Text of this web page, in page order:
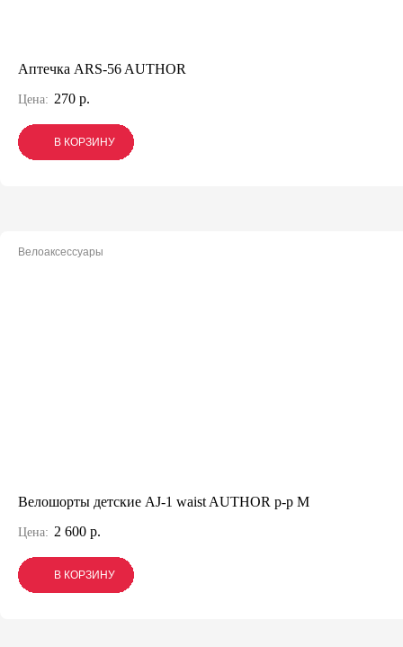
Аптечка ARS-56 AUTHOR
Цена: 270 р.
В КОРЗИНУ
В КОРЗИНУ
В КОРЗИНУ
Велоаксессуары
Велошорты детские AJ-1 waist AUTHOR р-р M
Цена: 2 600 р.
В КОРЗИНУ
В КОРЗИНУ
В КОРЗИНУ